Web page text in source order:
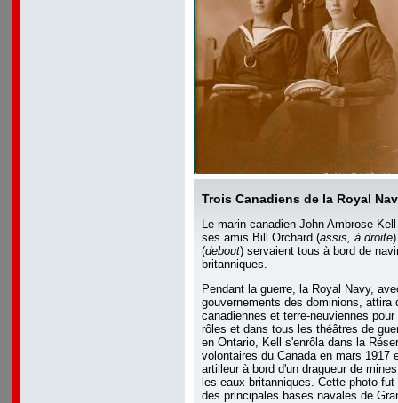
Trois Canadiens de la Royal
Le marin canadien John Ambrose
ses amis Bill Orchard (assis, à droite
(debout) servaient tous à bord de
britanniques.
Pendant la guerre, la Royal Navy,
gouvernements des dominions, attira
canadiennes et terre-neuviennes
rôles et dans tous les théâtres de
en Ontario, Kell s'enrôla dans la
volontaires du Canada en mars 1917
artilleur à bord d'un dragueur de
les eaux britanniques. Cette photo
des principales bases navales de